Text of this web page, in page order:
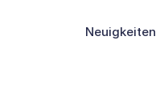
Neuigkeiten